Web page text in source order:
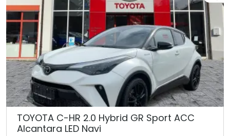
TOYOTA C-HR 2.0 Hybrid GR Sport ACC
Alcantara LED Navi